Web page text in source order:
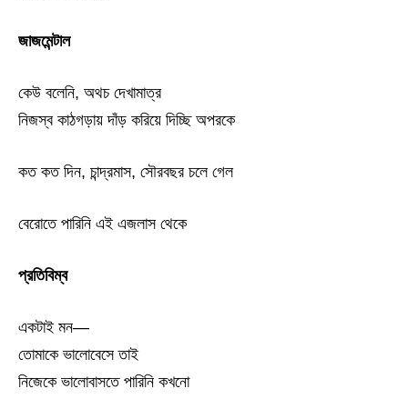
জাজমেন্টাল
কেউ বলেনি, অথচ দেখামাত্র
নিজস্ব কাঠগড়ায় দাঁড় করিয়ে দিচ্ছি অপরকে
কত কত দিন, চান্দ্রমাস, সৌরবছর চলে গেল
বেরোতে পারিনি এই এজলাস থেকে
প্রতিবিম্ব
একটাই মন—
তোমাকে ভালোবেসে তাই
নিজেকে ভালোবাসতে পারিনি কখনো